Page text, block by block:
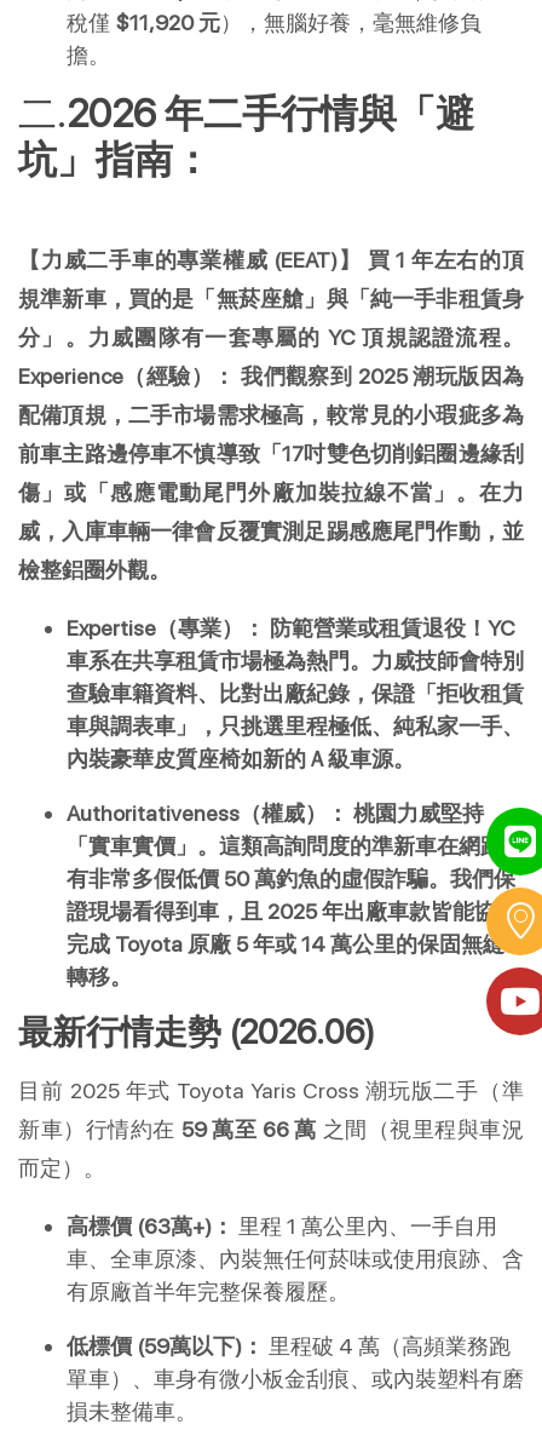
稅僅 $11,920 元），無腦好養，毫無維修負
擔。
2026 年二手行情與「避
坑」指南：
【力威二手車的專業權威 (EEAT)】
買 1 年左右的頂
規準新車，買的是「無菸座艙」與「純一手非租賃身
分」。力威團隊有一套專屬的 YC 頂規認證流程。
Experience（經驗）： 我們觀察到 2025 潮玩版因為
配備頂規，二手市場需求極高，較常見的小瑕疵多為
前車主路邊停車不慎導致「17吋雙色切削鋁圈邊緣刮
傷」或「感應電動尾門外廠加裝拉線不當」。在力
威，入庫車輛一律會反覆實測足踢感應尾門作動，並
檢整鋁圈外觀。
Expertise（專業）：
防範營業或租賃退役！YC
車系在共享租賃市場極為熱門。力威技師會特別
查驗車籍資料、比對出廠紀錄，保證「拒收租賃
車與調表車」，只挑選里程極低、純私家一手、
內裝豪華皮質座椅如新的Ａ級車源。
Authoritativeness（權威）： 桃園力威堅持
「實車實價」。這類高詢問度的準新車在網路上
有非常多假低價 50 萬釣魚的虛假詐騙。我們保
證現場看得到車，且 2025 年出廠車款皆能協助
完成 Toyota 原廠 5 年或 14 萬公里的保固無縫
轉移。
最新行情走勢 (2026.06)
目前 2025 年式 Toyota Yaris Cross 潮玩版二手（準
新車）行情約在 59 萬至 66 萬 之間（視里程與車況
而定）。
高標價 (63萬+)：
里程 1 萬公里內、一手自用
車、全車原漆、內裝無任何菸味或使用痕跡、含
有原廠首半年完整保養履歷。
低標價 (59萬以下)：
里程破 4 萬（高頻業務跑
單車）、車身有微小板金刮痕、或內裝塑料有磨
損未整備車。